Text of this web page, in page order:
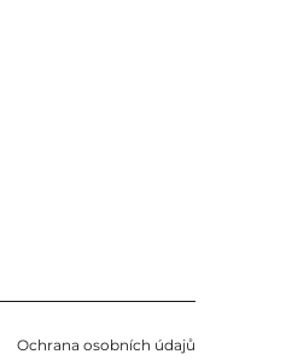
Ochrana osobních údajů